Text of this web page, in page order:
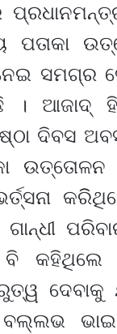
ପତାକା
ସମଗ୍ର
। ଆଜାଦ୍‍
ଦିବସ
କହିଥିଲେ
ଦେବାକୁ
ବଲ୍ଲଭ